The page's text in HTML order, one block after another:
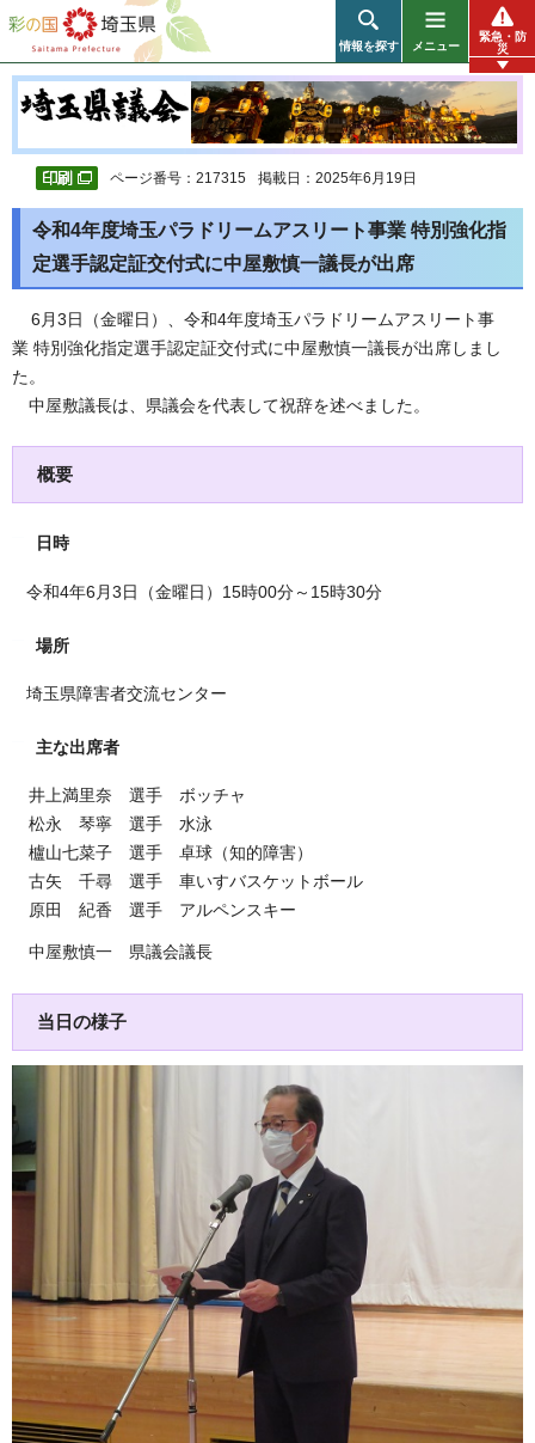
彩の国 埼玉県
情報を探す メニュー
緊急・防
災
ページ番号：217315 掲載日：2025年6月19日
令和4年度埼玉パラドリームアスリート事業 特別強化指
定選手認定証交付式に中屋敷慎一議長が出席
6 月3日（金曜日）、令和4年度埼玉パラドリームアスリート事
業 特別強化指定選手認定証交付式に中屋敷慎一議長が出席しまし
た。
中屋敷議長は、県議会を代表して祝辞を述べました。
概要
日時
令和4年6月3日（金曜日）15時00分～15時30分
場所
埼玉県障害者交流センター
主な出席者
井上満里奈 選手 ボッチャ
松永 琴寧 選手 水泳
櫨山七菜子 選手 卓球（知的障害）
古矢 千尋 選手 車いすバスケットボール
原田 紀香 選手 アルペンスキー
中屋敷慎一 県議会議長
当日の様子